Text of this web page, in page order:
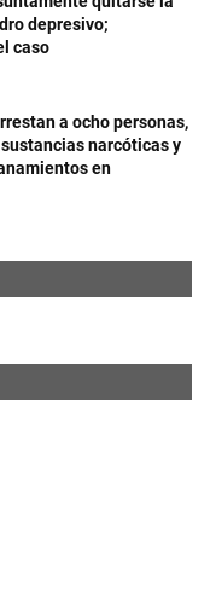
depresivo;
caso
a ocho personas,
narcóticas y
en